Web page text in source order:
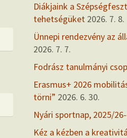
Diákjaink a
tehetségüket 2026. 7. 8.
Ünnepi rendezvény az
2026. 7. 7.
Fodrász tanulmányi
Erasmus+ 2026
törni” 2026. 6. 30.
Nyári sportnap, 2025/
Kéz a kézben a